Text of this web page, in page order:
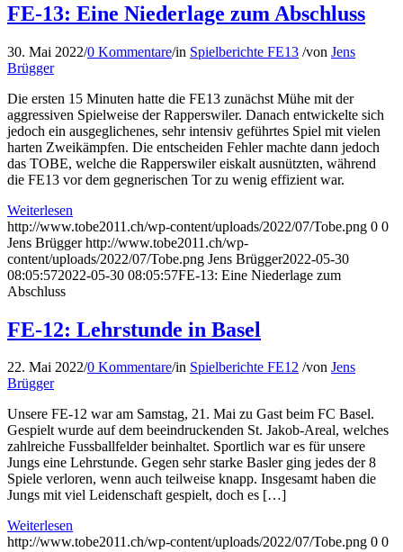
FE-13: Eine Niederlage zum Abschluss
30. Mai 2022/0 Kommentare/in Spielberichte FE13 /von Jens
Brügger
Die ersten 15 Minuten hatte die FE13 zunächst Mühe mit der
aggressiven Spielweise der Rapperswiler. Danach entwickelte sich
jedoch ein ausgeglichenes, sehr intensiv geführtes Spiel mit vielen
harten Zweikämpfen. Die entscheiden Fehler machte dann jedoch
das TOBE, welche die Rapperswiler eiskalt ausnützten, während
die FE13 vor dem gegnerischen Tor zu wenig effizient war.
Weiterlesen
http://www.tobe2011.ch/wp-content/uploads/2022/07/Tobe.png 0 0
Jens Brügger http://www.tobe2011.ch/wp-
content/uploads/2022/07/Tobe.png Jens Brügger2022-05-30
08:05:572022-05-30 08:05:57FE-13: Eine Niederlage zum
Abschluss
FE-12: Lehrstunde in Basel
22. Mai 2022/0 Kommentare/in Spielberichte FE12 /von Jens
Brügger
Unsere FE-12 war am Samstag, 21. Mai zu Gast beim FC Basel.
Gespielt wurde auf dem beeindruckenden St. Jakob-Areal, welches
zahlreiche Fussballfelder beinhaltet. Sportlich war es für unsere
Jungs eine Lehrstunde. Gegen sehr starke Basler ging jedes der 8
Spiele verloren, wenn auch teilweise knapp. Insgesamt haben die
Jungs mit viel Leidenschaft gespielt, doch es […]
Weiterlesen
http://www.tobe2011.ch/wp-content/uploads/2022/07/Tobe.png 0 0